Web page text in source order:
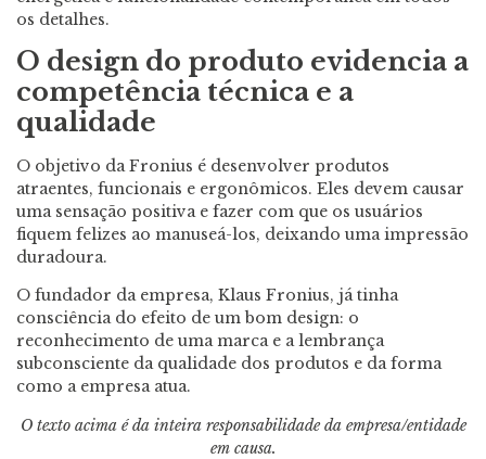
os detalhes.
O design do produto evidencia a
competência técnica e a
qualidade
O objetivo da Fronius é desenvolver produtos
atraentes, funcionais e ergonômicos. Eles devem causar
uma sensação positiva e fazer com que os usuários
fiquem felizes ao manuseá-los, deixando uma impressão
duradoura.
O fundador da empresa, Klaus Fronius, já tinha
consciência do efeito de um bom design: o
reconhecimento de uma marca e a lembrança
subconsciente da qualidade dos produtos e da forma
como a empresa atua.
O texto acima é da inteira responsabilidade da empresa/entidade
em causa.